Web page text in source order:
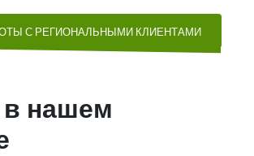
С РЕГИОНАЛЬНЫМИ КЛИЕНТАМИ
нашем